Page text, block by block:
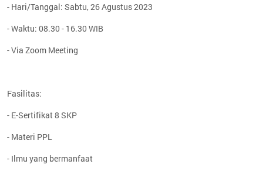
- Hari/Tanggal: Sabtu, 26 Agustus 2023
- Waktu: 08.30 - 16.30 WIB
- Via Zoom Meeting
Fasilitas:
- E-Sertifikat 8 SKP
- Materi PPL
- Ilmu yang bermanfaat